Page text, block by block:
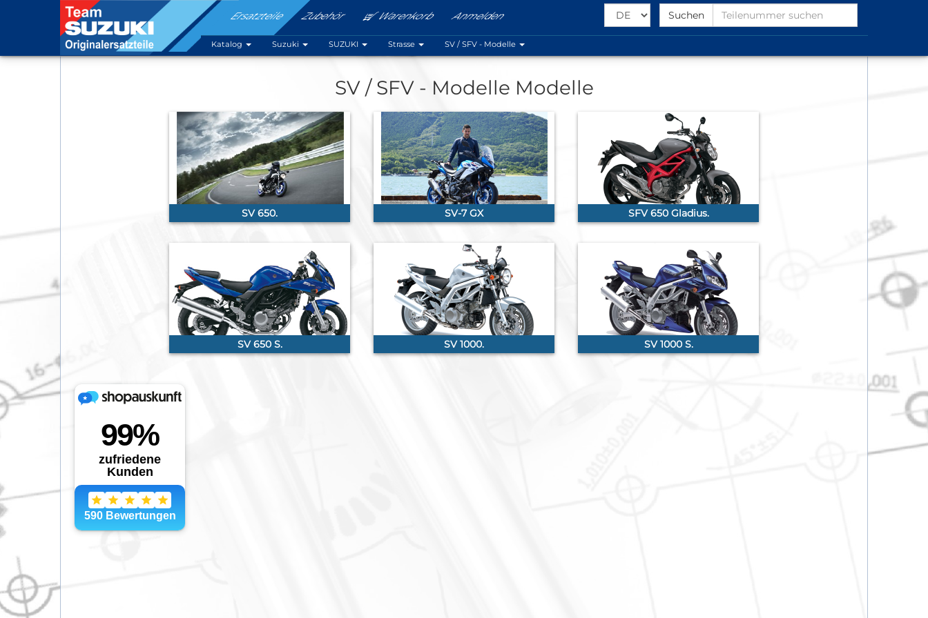
Menu
Ersatzteile Zubehör Warenkorb Anmelden
Select
Language
Partnumber
Suchen
Katalog Suzuki SUZUKI Strasse SV / SFV - Modelle
SV / SFV - Modelle Modelle
SV 650. SV-7 GX SFV 650 Gladius.
SV 650 S. SV 1000. SV 1000 S.